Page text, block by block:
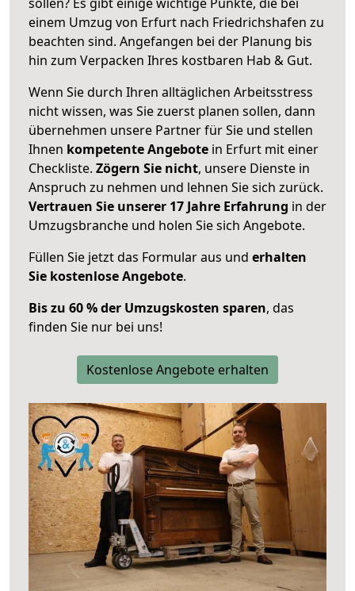
einem Umzug von Erfurt nach Friedrichshafen zu
beachten sind. Angefangen bei der Planung bis
hin zum Verpacken Ihres kostbaren Hab & Gut.
Wenn Sie durch Ihren alltäglichen Arbeitsstress
nicht wissen, was Sie zuerst planen sollen, dann
übernehmen unsere Partner für Sie und stellen
Ihnen kompetente Angebote in Erfurt mit einer
Checkliste. Zögern Sie nicht, unsere Dienste in
Anspruch zu nehmen und lehnen Sie sich zurück.
Vertrauen Sie unserer 17 Jahre Erfahrung in der
Umzugsbranche und holen Sie sich Angebote.
Füllen Sie jetzt das Formular aus und erhalten
Sie kostenlose Angebote.
Bis zu 60 % der Umzugskosten sparen, das
finden Sie nur bei uns!
Kostenlose Angebote erhalten